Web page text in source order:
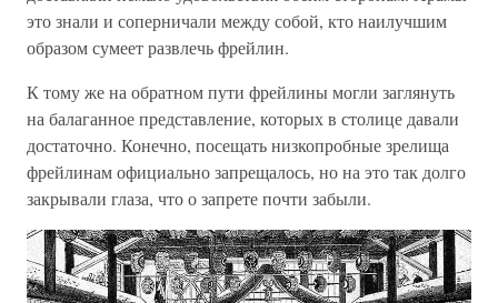
это знали и соперничали между собой, кто наилучшим
образом сумеет развлечь фрейлин.
К тому же на обратном пути фрейлины могли заглянуть
на балаганное представление, которых в столице давали
достаточно. Конечно, посещать низкопробные зрелища
фрейлинам официально запрещалось, но на это так долго
закрывали глаза, что о запрете почти забыли.